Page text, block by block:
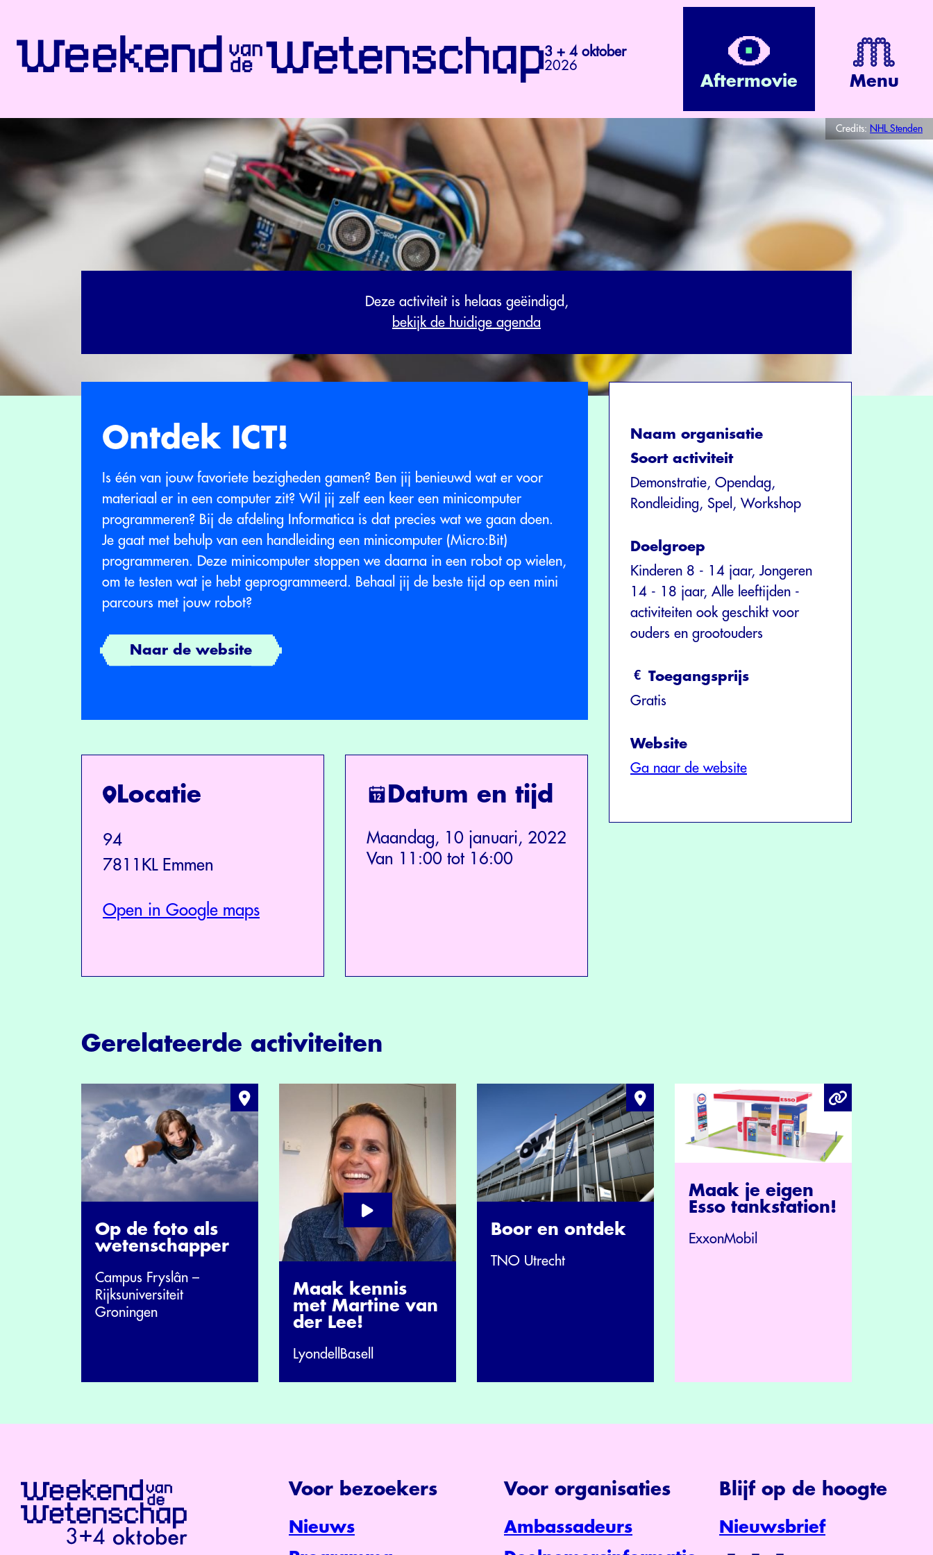
3 + 4 oktober
2026
Aftermovie Menu
Credits: NHL Stenden
Deze activiteit is helaas geëindigd,
bekijk de huidige agenda
Ontdek ICT!
Is één van jouw favoriete bezigheden gamen? Ben jij benieuwd wat er voor
materiaal er in een computer zit? Wil jij zelf een keer een minicomputer
programmeren? Bij de afdeling Informatica is dat precies wat we gaan doen.
Je gaat met behulp van een handleiding een minicomputer (Micro:Bit)
programmeren. Deze minicomputer stoppen we daarna in een robot op wielen,
om te testen wat je hebt geprogrammeerd. Behaal jij de beste tijd op een mini
parcours met jouw robot?
Naar de website
Locatie
94
7811KL Emmen
Open in Google maps
Datum en tijd
Maandag, 10 januari, 2022
Van 11:00 tot 16:00
Naam organisatie
Soort activiteit
Demonstratie, Opendag,
Rondleiding, Spel, Workshop
Doelgroep
Kinderen 8 - 14 jaar, Jongeren
14 - 18 jaar, Alle leeftijden -
activiteiten ook geschikt voor
ouders en grootouders
Toegangsprijs
Gratis
Website
Ga naar de website
Gerelateerde activiteiten
Op de foto als
wetenschapper
Campus Fryslân –
Rijksuniversiteit
Groningen
Maak kennis
met Martine van
der Lee!
LyondellBasell
Boor en ontdek
TNO Utrecht
Maak je eigen
Esso tankstation!
ExxonMobil
Voor bezoekers
Nieuws
Voor organisaties
Ambassadeurs
Blijf op de hoogte
Nieuwsbrief